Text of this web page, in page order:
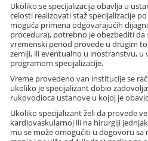
Ukoliko se specijalizacija obavlja u
celosti realizovati staž specijalizacije
moguća primena odgovarajućih
procedura), potrebno je obezbediti da
vremenski period provede u drugim
zemlji, ili eventualno u inostranstvu,
programom specijalizacije.
Vreme provedeno van institucije se
ukoliko je specijalizant dobio
rukovodioca ustanove u kojoj je
Ukoliko specijalizant želi da provede
kardiovaskularnoj ili na hirurgiji
mu se može omogućiti u dogovoru